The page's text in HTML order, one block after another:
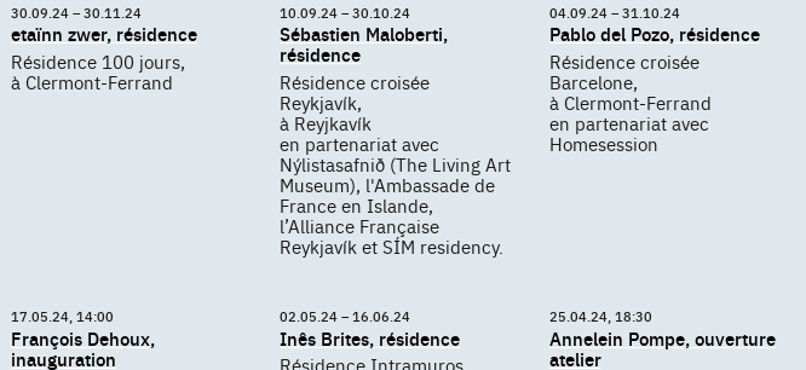
30.09.24 – 30.11.24
etaïnn zwer, résidence
Résidence 100 jours,
à Clermont-Ferrand
10.09.24 – 30.10.24
Sébastien Maloberti,
résidence
Résidence croisée
Reykjavík,
à Reyjkavík
en partenariat avec
Nýlistasafnið (The Living Art
Museum), l'Ambassade de
France en Islande,
l’Alliance Française
Reykjavík et SÍM residency.
04.09.24 – 31.10.24
Pablo del Pozo, résidence
Résidence croisée
Barcelone,
à Clermont-Ferrand
en partenariat avec
Homesession
17.05.24, 14:00
François Dehoux,
inauguration
02.05.24 – 16.06.24
Inês Brites, résidence
Résidence Intramuros,
25.04.24, 18:30
Annelein Pompe, ouverture
atelier